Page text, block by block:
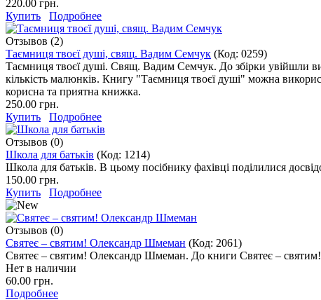
220.00 грн.
Купить
Подробнее
Отзывов (2)
Таємниця твоєї душі, свящ. Вадим Семчук (Код: 0259)
Таємниця твоєї душі. Свящ. Вадим Семчук. До збірки увійшли
кількість малюнків. Книгу "Таємниця твоєї душі" можна
корисна та приятна книжка.
250.00 грн.
Купить
Подробнее
Отзывов (0)
Школа для батьків (Код: 1214)
Школа для батьків. В цьому посібнику фахівці поділилися
150.00 грн.
Купить
Подробнее
Отзывов (0)
Святеє – святим! Олександр Шмеман (Код: 2061)
Святеє – святим! Олександр Шмеман. До книги Святеє –
Нет в наличии
60.00 грн.
Подробнее